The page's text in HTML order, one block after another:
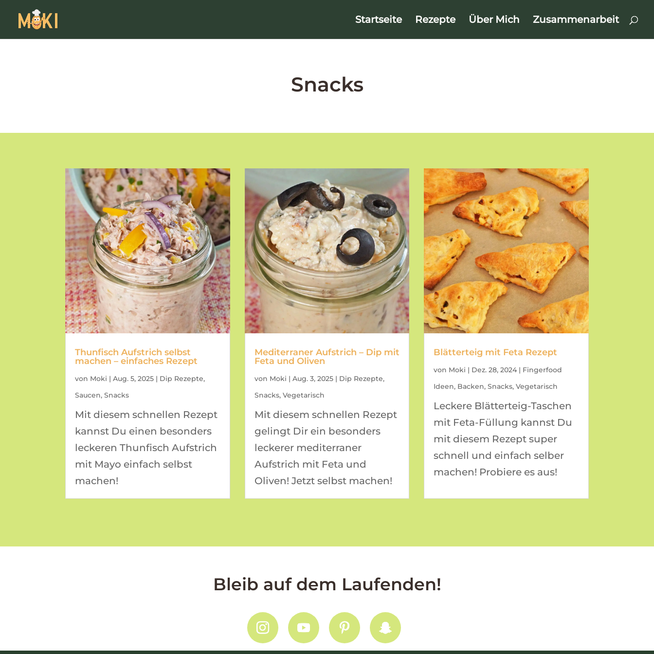
Startseite Rezepte Über Mich Zusammenarbeit
Snacks
Thunfisch Aufstrich selbst
machen – einfaches Rezept
von Moki |Aug. 5, 2025 | Dip Rezepte,
Saucen,Snacks
Mit diesem schnellen Rezept
kannst Du einen besonders
leckeren Thunfisch Aufstrich
mit Mayo einfach selbst
machen!
Mediterraner Aufstrich – Dip mit
Feta und Oliven
von Moki | Aug. 3, 2025| Dip Rezepte,
Snacks, Vegetarisch
Mit diesem schnellen Rezept
gelingt Dir ein besonders
leckerer mediterraner
Aufstrich mit Feta und
Oliven! Jetzt selbst machen!
Blätterteig mit Feta Rezept
von Moki | Dez. 28, 2024 | Fingerfood
Ideen, Backen,Snacks,Vegetarisch
Leckere Blätterteig-Taschen
mit Feta-Füllung kannst Du
mit diesem Rezept super
schnell und einfach selber
machen! Probiere es aus!
Bleib auf dem Laufenden!